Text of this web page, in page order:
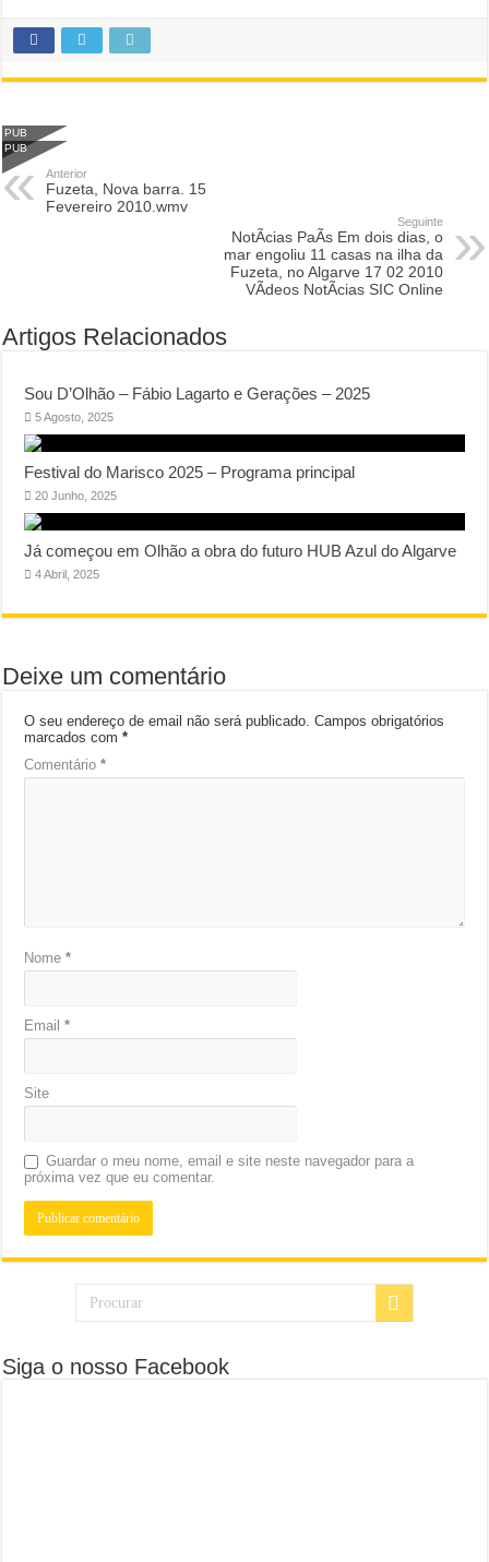
PUB
PUB
Anterior
Fuzeta, Nova barra. 15
Fevereiro 2010.wmv
Seguinte
NotÃ­cias PaÃ­s Em dois dias, o
mar engoliu 11 casas na ilha da
Fuzeta, no Algarve 17 02 2010
VÃ­deos NotÃ­cias SIC Online
Artigos Relacionados
Sou D’Olhão – Fábio Lagarto e Gerações – 2025
5 Agosto, 2025
Festival do Marisco 2025 – Programa principal
20 Junho, 2025
Já começou em Olhão a obra do futuro HUB Azul do Algarve
4 Abril, 2025
Deixe um comentário
O seu endereço de email não será publicado. Campos obrigatórios
marcados com*
Comentário*
Nome*
Email*
Site
Guardar o meu nome, email e site neste navegador para a
próxima vez que eu comentar.
Siga o nosso Facebook